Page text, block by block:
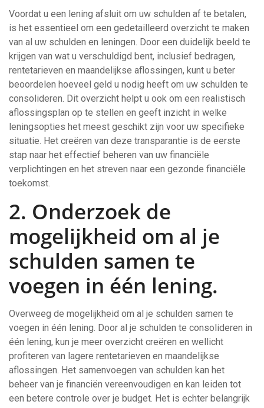
Voordat u een lening afsluit om uw schulden af te betalen,
is het essentieel om een gedetailleerd overzicht te maken
van al uw schulden en leningen. Door een duidelijk beeld te
krijgen van wat u verschuldigd bent, inclusief bedragen,
rentetarieven en maandelijkse aflossingen, kunt u beter
beoordelen hoeveel geld u nodig heeft om uw schulden te
consolideren. Dit overzicht helpt u ook om een realistisch
aflossingsplan op te stellen en geeft inzicht in welke
leningsopties het meest geschikt zijn voor uw specifieke
situatie. Het creëren van deze transparantie is de eerste
stap naar het effectief beheren van uw financiële
verplichtingen en het streven naar een gezonde financiële
toekomst.
2. Onderzoek de
mogelijkheid om al je
schulden samen te
voegen in één lening.
Overweeg de mogelijkheid om al je schulden samen te
voegen in één lening. Door al je schulden te consolideren in
één lening, kun je meer overzicht creëren en wellicht
profiteren van lagere rentetarieven en maandelijkse
aflossingen. Het samenvoegen van schulden kan het
beheer van je financiën vereenvoudigen en kan leiden tot
een betere controle over je budget. Het is echter belangrijk